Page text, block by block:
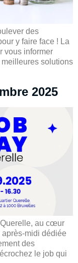
des
y faire face ! La
vous informer
solutions
2025
Querelle, au cœur
midi dédiée
des
le job qui